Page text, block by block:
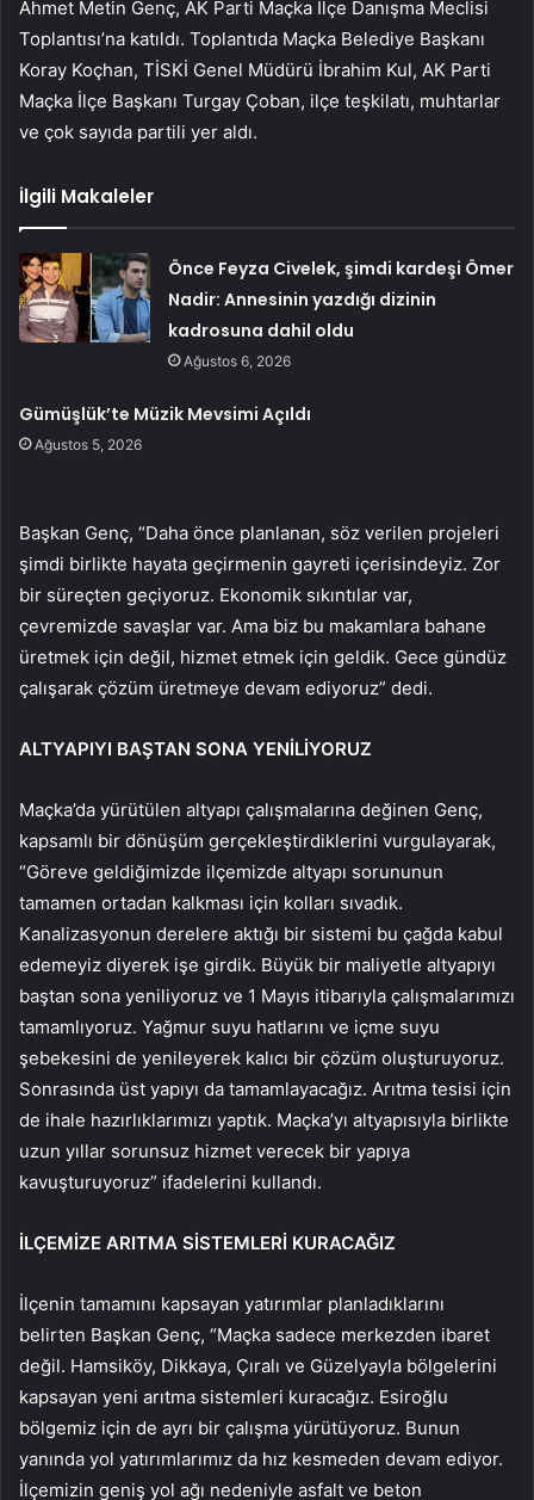
Ahmet Metin Genç, AK Parti Maçka İlçe Danışma Meclisi
Toplantısı’na katıldı. Toplantıda Maçka Belediye Başkanı
Koray Koçhan, TİSKİ Genel Müdürü İbrahim Kul, AK Parti
Maçka İlçe Başkanı Turgay Çoban, ilçe teşkilatı, muhtarlar
ve çok sayıda partili yer aldı.
İlgili Makaleler
Önce Feyza Civelek, şimdi kardeşi Ömer
Nadir: Annesinin yazdığı dizinin
kadrosuna dahil oldu
Ağustos 6, 2026
Gümüşlük’te Müzik Mevsimi Açıldı
Ağustos 5, 2026
Başkan Genç, “Daha önce planlanan, söz verilen projeleri
şimdi birlikte hayata geçirmenin gayreti içerisindeyiz. Zor
bir süreçten geçiyoruz. Ekonomik sıkıntılar var,
çevremizde savaşlar var. Ama biz bu makamlara bahane
üretmek için değil, hizmet etmek için geldik. Gece gündüz
çalışarak çözüm üretmeye devam ediyoruz” dedi.
ALTYAPIYI BAŞTAN SONA YENİLİYORUZ
Maçka’da yürütülen altyapı çalışmalarına değinen Genç,
kapsamlı bir dönüşüm gerçekleştirdiklerini vurgulayarak,
“Göreve geldiğimizde ilçemizde altyapı sorununun
tamamen ortadan kalkması için kolları sıvadık.
Kanalizasyonun derelere aktığı bir sistemi bu çağda kabul
edemeyiz diyerek işe girdik. Büyük bir maliyetle altyapıyı
baştan sona yeniliyoruz ve 1 Mayıs itibarıyla çalışmalarımızı
tamamlıyoruz. Yağmur suyu hatlarını ve içme suyu
şebekesini de yenileyerek kalıcı bir çözüm oluşturuyoruz.
Sonrasında üst yapıyı da tamamlayacağız. Arıtma tesisi için
de ihale hazırlıklarımızı yaptık. Maçka’yı altyapısıyla birlikte
uzun yıllar sorunsuz hizmet verecek bir yapıya
kavuşturuyoruz” ifadelerini kullandı.
İLÇEMİZE ARITMA SİSTEMLERİ KURACAĞIZ
İlçenin tamamını kapsayan yatırımlar planladıklarını
belirten Başkan Genç, “Maçka sadece merkezden ibaret
değil. Hamsiköy, Dikkaya, Çıralı ve Güzelyayla bölgelerini
kapsayan yeni arıtma sistemleri kuracağız. Esiroğlu
bölgemiz için de ayrı bir çalışma yürütüyoruz. Bunun
yanında yol yatırımlarımız da hız kesmeden devam ediyor.
İlçemizin geniş yol ağı nedeniyle asfalt ve beton